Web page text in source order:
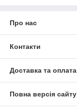
Про нас
Контакти
Доставка та оплата
Повна версія сайту